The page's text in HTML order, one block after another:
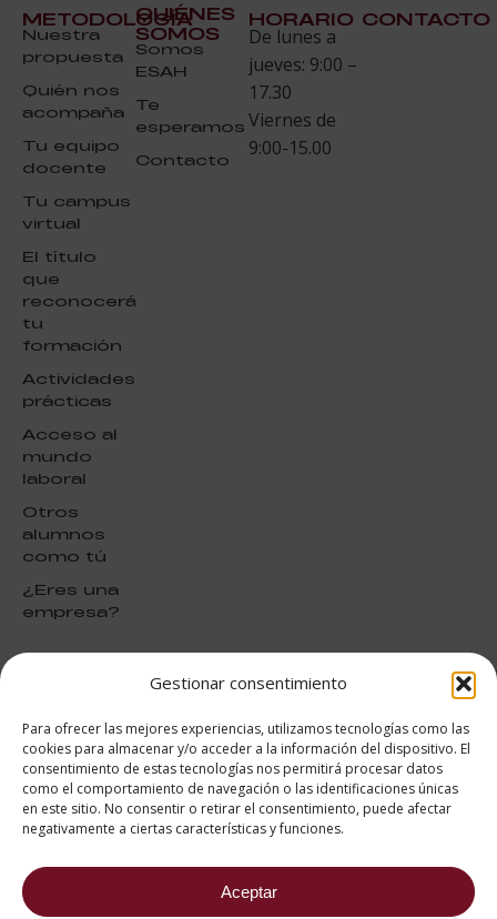
Gestionar consentimiento
Para ofrecer las mejores experiencias, utilizamos tecnologías como las
cookies para almacenar y/o acceder a la información del dispositivo. El
consentimiento de estas tecnologías nos permitirá procesar datos
como el comportamiento de navegación o las identificaciones únicas
en este sitio. No consentir o retirar el consentimiento, puede afectar
negativamente a ciertas características y funciones.
Aceptar
METODOLOGÍA
Nuestra
propuesta
Quién nos
acompaña
Tu equipo
docente
Tu campus
virtual
El título
que
reconocerá
tu
formación
Actividades
prácticas
Acceso al
mundo
laboral
Otros
alumnos
como tú
¿Eres una
empresa?
QUIÉNES
SOMOS
Somos
ESAH
Te
esperamos
Contacto
HORARIO
De lunes a
jueves: 9:00 –
17.30
Viernes de
9:00-15.00
CONTACTO
puntuación para ESAH
basado en
Valoraciones soportado por
eKomi